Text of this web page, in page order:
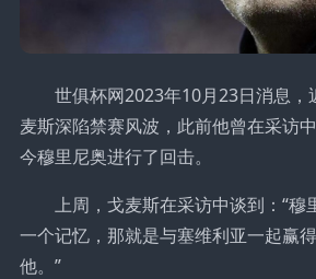
世俱杯网2023年10月23日消息，
麦斯深陷禁赛风波，此前他曾在采访
今穆里尼奥进行了回击。
上周，戈麦斯在采访中谈到：“穆
一个记忆，那就是与塞维利亚一起赢
他。”